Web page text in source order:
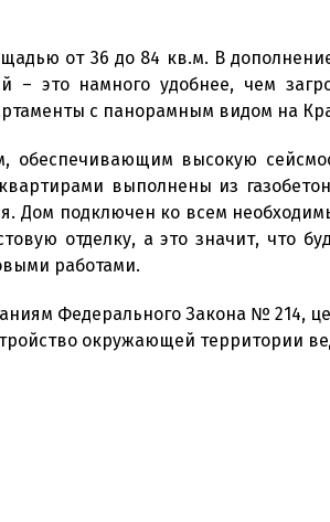
от 36 до 84 кв.м. В
это намного удобнее, чем
с панорамным видом на
обеспечивающим высокую
выполнены из
Дом подключен ко всем
отделку, а это значит, что
работами.
Федерального Закона № 214,
окружающей территории